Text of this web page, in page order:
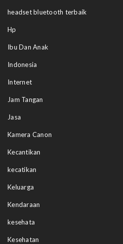
headset bluetooth terbaik
Hp
Ibu Dan Anak
Indonesia
Internet
Jam Tangan
Jasa
Kamera Canon
Kecantikan
kecatikan
Keluarga
Kendaraan
kesehata
Kesehatan